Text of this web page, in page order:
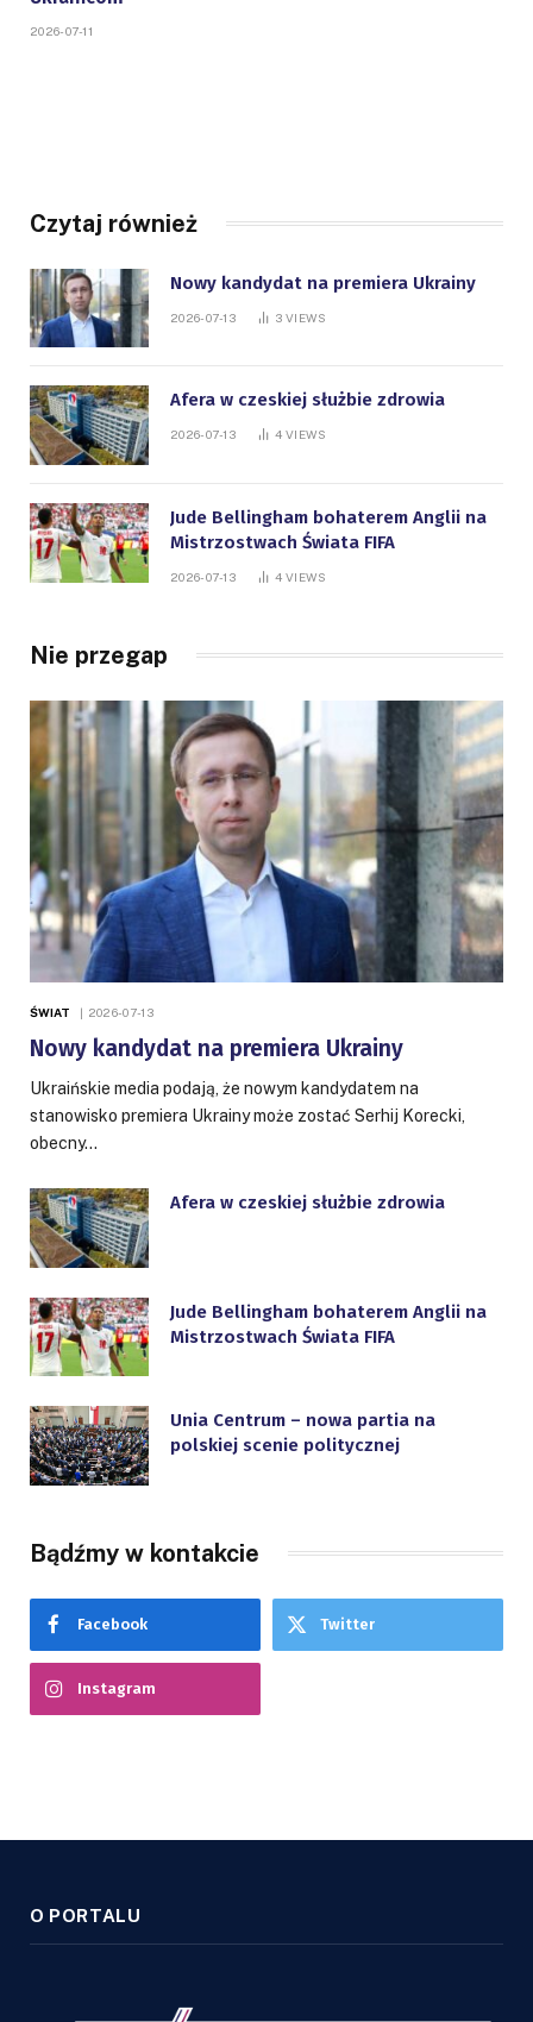
2026-07-11
Czytaj również
Nowy kandydat na premiera Ukrainy
2026-07-13 3 VIEWS
Afera w czeskiej służbie zdrowia
2026-07-13 4 VIEWS
Jude Bellingham bohaterem Anglii na
Mistrzostwach Świata FIFA
2026-07-13 4 VIEWS
Nie przegap
ŚWIAT 2026-07-13
Nowy kandydat na premiera Ukrainy
Ukraińskie media podają, że nowym kandydatem na
stanowisko premiera Ukrainy może zostać Serhij Korecki,
obecny…
Afera w czeskiej służbie zdrowia
Jude Bellingham bohaterem Anglii na
Mistrzostwach Świata FIFA
Unia Centrum – nowa partia na
polskiej scenie politycznej
Bądźmy w kontakcie
Facebook Twitter
Instagram
O PORTALU